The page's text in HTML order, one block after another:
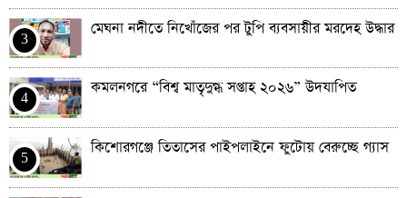
3
মেঘনা নদীতে নিখোঁজের পর টুপি ব্যবসায়ীর মরদেহ উদ্ধার
4
কমলনগরে “বিশ্ব মাতৃদুগ্ধ সপ্তাহ ২০২৬” উদযাপিত
5
কিশোরগঞ্জে তিতাসের পাইপলাইনে ফুটোয় বেরুচ্ছে গ্যাস